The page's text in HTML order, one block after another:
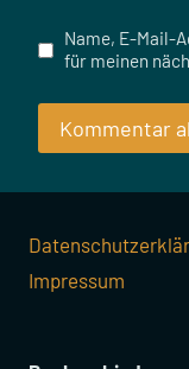
Name, E-Mail-
für meinen
Impressum